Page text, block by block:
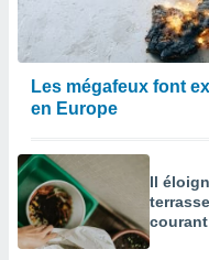
Les mégafeux font
en Europe
Il